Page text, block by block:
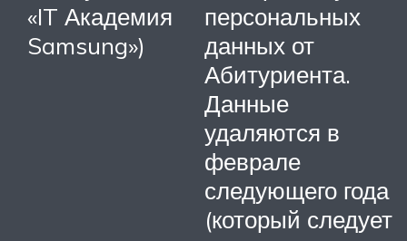
«IT Академия
Samsung»)
персональных
данных от
Абитуриента.
Данные
удаляются в
феврале
следующего года
(который следует